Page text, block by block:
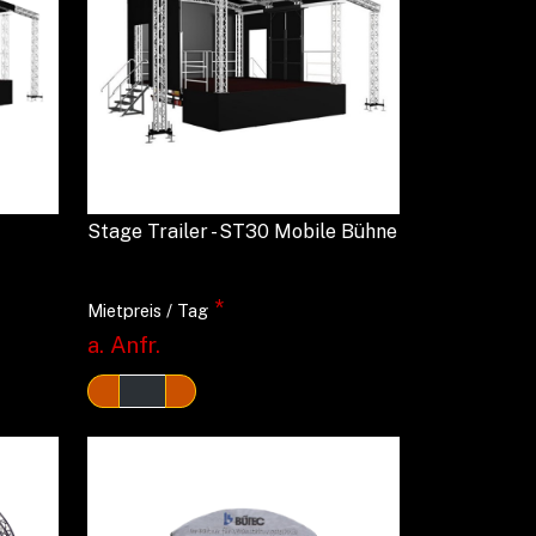
Stage Trailer - ST30 Mobile Bühne
Mietpreis / Tag *
a. Anfr.